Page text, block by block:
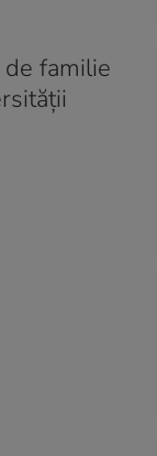
familie